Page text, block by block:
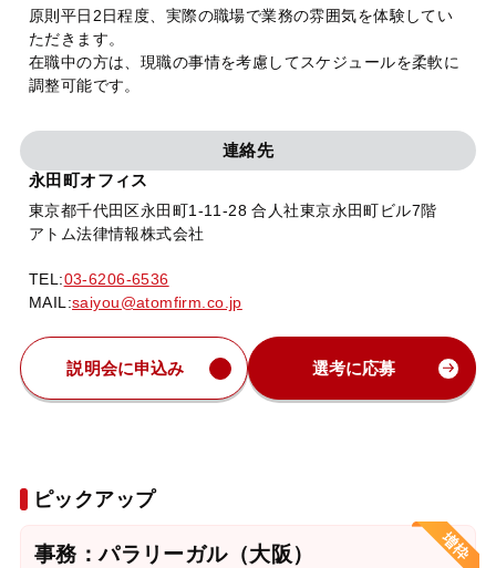
原則平日2日程度、実際の職場で業務の雰囲気を体験してい
ただきます。
在職中の方は、現職の事情を考慮してスケジュールを柔軟に
調整可能です。
連絡先
永田町オフィス
東京都千代田区永田町1-11-28 合人社東京永田町ビル7階
アトム法律情報株式会社
TEL:03-6206-6536
MAIL:saiyou@atomfirm.co.jp
説明会に申込み 選考に応募
ピックアップ
事務：パラリーガル（大阪）